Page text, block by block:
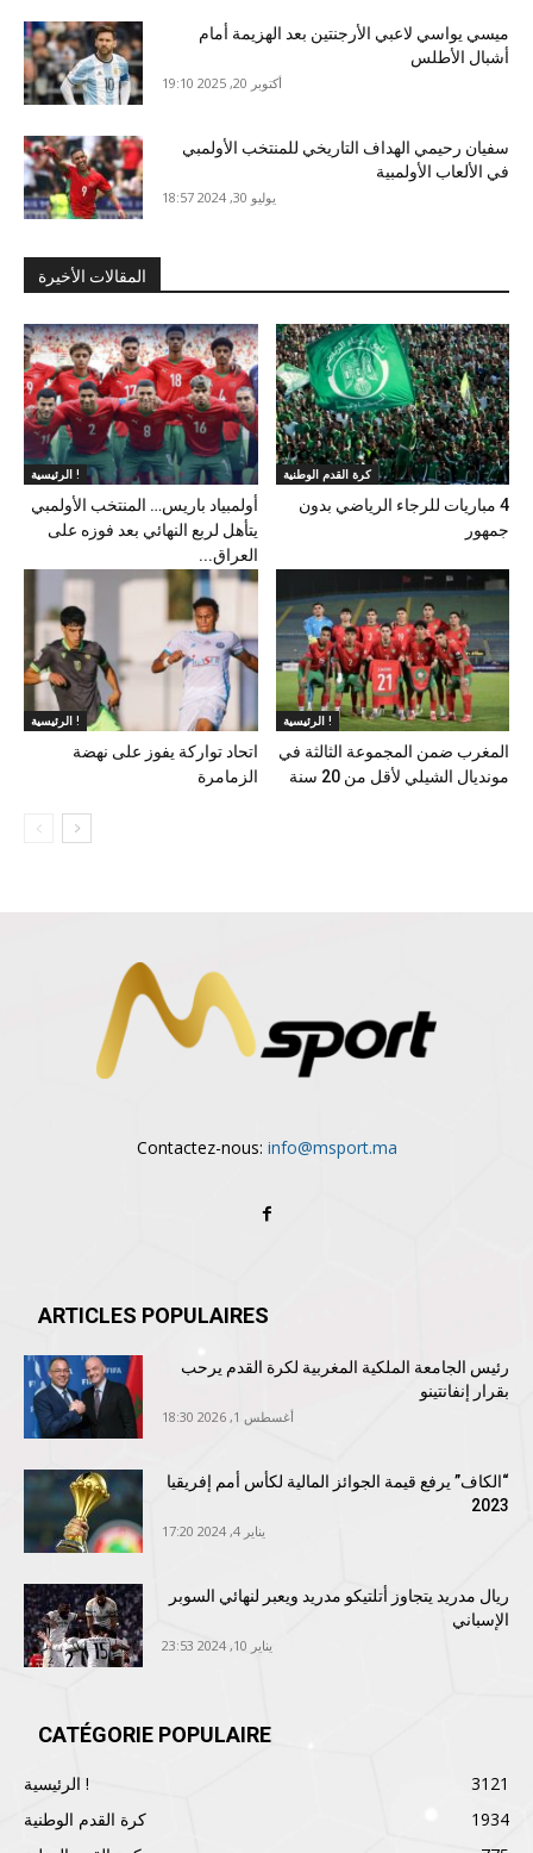
ميسي يواسي لاعبي الأرجنتين بعد الهزيمة أمام
أشبال الأطلس
أكتوبر 20, 2025 19:10
سفيان رحيمي الهداف التاريخي للمنتخب الأولمبي
في الألعاب الأولمبية
يوليو 30, 2024 18:57
المقالات الأخيرة
الرئيسية !
أولمبياد باريس… المنتخب الأولمبي
يتأهل لربع النهائي بعد فوزه على
العراق...
كرة القدم الوطنية
4 مباريات للرجاء الرياضي بدون
جمهور
الرئيسية !
اتحاد تواركة يفوز على نهضة
الزمامرة
الرئيسية !
المغرب ضمن المجموعة الثالثة في
مونديال الشيلي لأقل من 20 سنة
Contactez-nous: info@msport.ma
ARTICLES POPULAIRES
رئيس الجامعة الملكية المغربية لكرة القدم يرحب
بقرار إنفانتينو
أغسطس 1, 2026 18:30
“الكاف” يرفع قيمة الجوائز المالية لكأس أمم إفريقيا
2023
يناير 4, 2024 17:20
ريال مدريد يتجاوز أتلتيكو مدريد ويعبر لنهائي السوبر
الإسباني
يناير 10, 2024 23:53
CATÉGORIE POPULAIRE
الرئيسية !
3121
كرة القدم الوطنية
1934